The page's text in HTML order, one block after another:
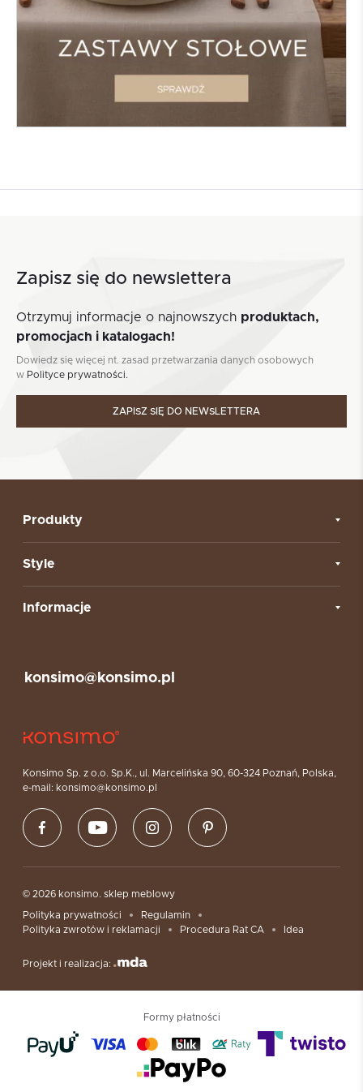
Zapisz się do newslettera
Otrzymuj informacje o najnowszych produktach,
promocjach i katalogach!
Dowiedz się więcej nt. zasad przetwarzania danych osobowych
w Polityce prywatności.
ZAPISZ SIĘ DO NEWSLETTERA
Produkty
Style
Informacje
Konsimo Sp. z o.o. Sp.K., ul. Marcelińska 90, 60-324 Poznań, Polska,
e-mail: konsimo@konsimo.pl
konsimo@konsimo.pl
© 2026 konsimo. sklep meblowy
Polityka prywatności
Regulamin
Polityka zwrotów i reklamacji
Procedura Rat CA Idea
Projekt i realizacja:
Formy płatności